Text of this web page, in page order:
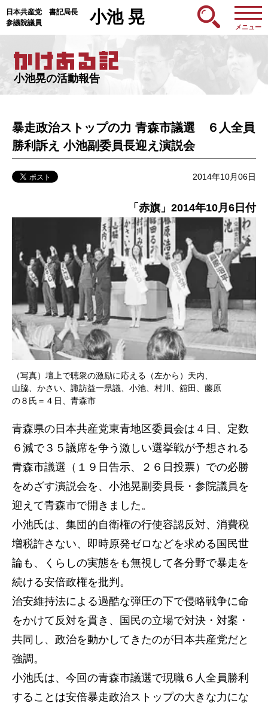
日本共産党 書記局長
参議院議員
小池 晃
メニュー
小池晃の活動報告
暴走政治ストップの力 青森市議選 ６人全員
勝利訴え 小池副委員長迎え演説会
2014年10月06日
「赤旗」2014年10月6日付
（写真）壇上で聴衆の激励に応える（左から）天内、
山脇、かさい、諏訪益一県議、小池、村川、舘田、藤原
の８氏＝４日、青森市
青森県の日本共産党東青地区委員会は４日、定数
６減で３５議席を争う激しい選挙戦が予想される
青森市議選（１９日告示、２６日投票）での必勝
をめざす演説会を、小池晃副委員長・参院議員を
迎えて青森市で開きました。
小池氏は、集団的自衛権の行使容認反対、消費税
増税許さない、即時原発ゼロなどを求める国民世
論も、くらしの実態をも無視して各分野で暴走を
続ける安倍政権を批判。
治安維持法による過酷な弾圧の下で侵略戦争に命
をかけて反対を貫き、国民の立場で対決・対案・
共同し、政治を動かしてきたのが日本共産党だと
強調。
小池氏は、今回の青森市議選で現職６人全員勝利
することは安倍暴走政治ストップの大きな力にな